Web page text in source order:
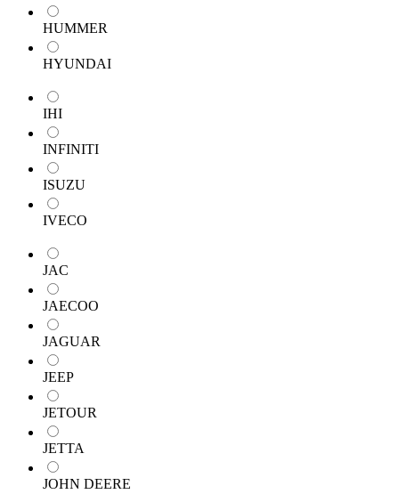
HUMMER
HYUNDAI
IHI
INFINITI
ISUZU
IVECO
JAC
JAECOO
JAGUAR
JEEP
JETOUR
JETTA
JOHN DEERE